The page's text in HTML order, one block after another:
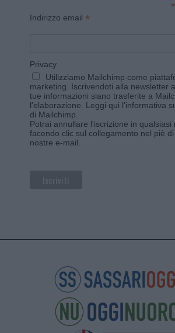
*
Indirizzo email *
Privacy
Utilizziamo Mailchimp come
marketing. Iscrivendoti alla newsletter
tue informazioni siano trasferite a
l'elaborazione. Leggi qui l'informativa
di Mailchimp
Potrai annullare l'iscrizione in qualsiasi
facendo clic sul collegamento nel piè
nostre e-mail.